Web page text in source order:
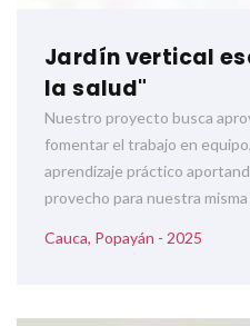
Jardín vertical
la salud"
Nuestro proyecto busca
fomentar el trabajo en
aprendizaje práctico
provecho para nuestra
Cauca, Popayán - 2025